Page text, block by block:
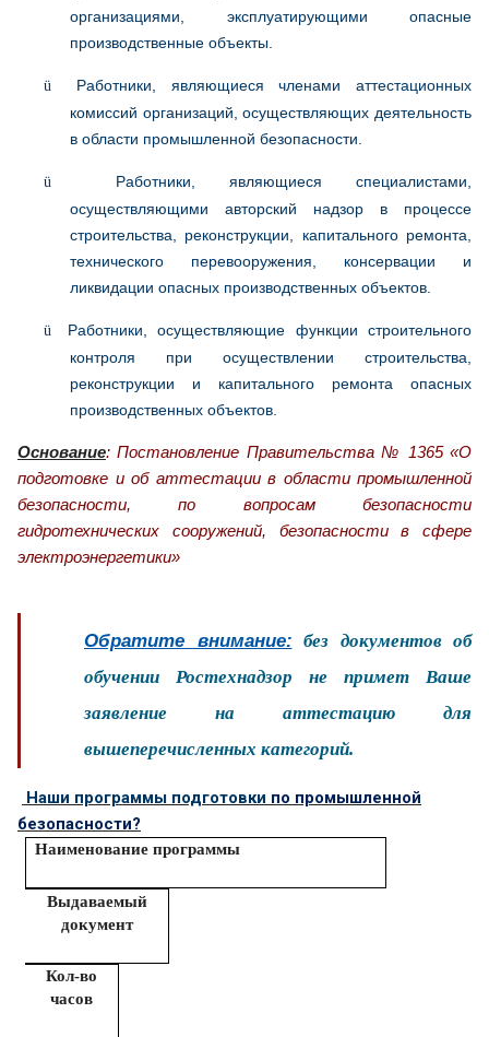
организациями, эксплуатирующими опасные
производственные объекты.
ü
Работники, являющиеся членами аттестационных
комиссий организаций, осуществляющих деятельность
в области промышленной безопасности.
ü
Работники, являющиеся специалистами,
осуществляющими авторский надзор в процессе
строительства, реконструкции, капитального ремонта,
технического перевооружения, консервации и
ликвидации опасных производственных объектов.
ü
Работники, осуществляющие функции строительного
контроля при осуществлении строительства,
реконструкции и капитального ремонта опасных
производственных объектов.
Основание: Постановление Правительства № 1365 «О
подготовке и об аттестации в области промышленной
безопасности, по вопросам безопасности
гидротехнических сооружений, безопасности в сфере
электроэнергетики»
Обратите внимание: без документов об
обучении Ростехнадзор не примет Ваше
заявление на аттестацию для
вышеперечисленных категорий.
Наши программы подготовки по промышленной
безопасности?
Наименование программы
Выдаваемый
документ
Кол-во
часов